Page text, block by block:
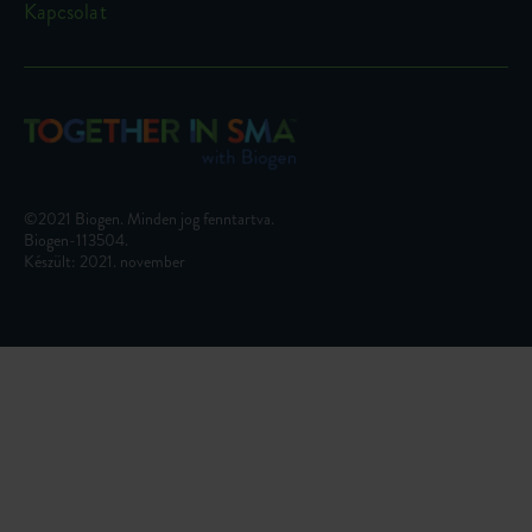
Kapcsolat
©2021 Biogen. Minden jog fenntartva.
Biogen-113504.
Készült: 2021. november